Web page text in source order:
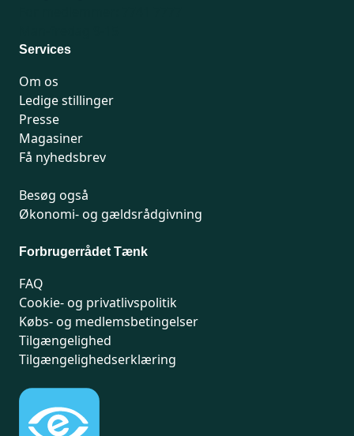
Services
Om os
Ledige stillinger
Presse
Magasiner
Få nyhedsbrev
Besøg også
Økonomi- og gældsrådgivning
Forbrugerrådet Tænk
FAQ
Cookie- og privatlivspolitik
Købs- og medlemsbetingelser
Tilgængelighed
Tilgængelighedserklæring